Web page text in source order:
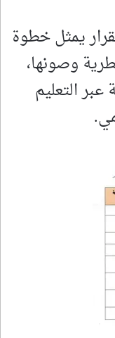
يمثل خطوة
وصونها،
عبر التعليم